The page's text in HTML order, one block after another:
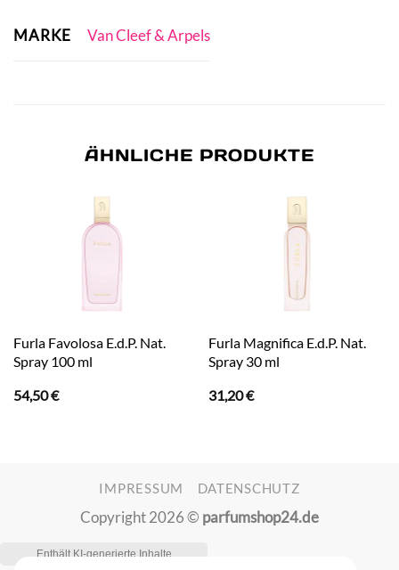
MARKE Van Cleef & Arpels
ÄHNLICHE PRODUKTE
Furla Favolosa E.d.P. Nat.
Spray 100 ml
54,50€
Furla Magnifica E.d.P. Nat.
Spray 30 ml
31,20€
IMPRESSUM DATENSCHUTZ
Copyright 2026 © parfumshop24.de